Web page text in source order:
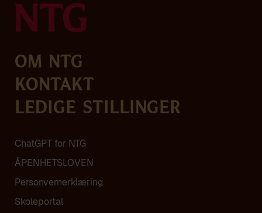
Om NTG
Kontakt
Ledige stillinger
ChatGPT for NTG
ÅPENHETSLOVEN
Personvern­erklæring
Skoleportal